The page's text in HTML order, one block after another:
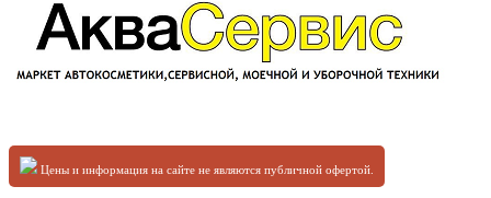
Цены и информация на сайте не являются публичной офертой.